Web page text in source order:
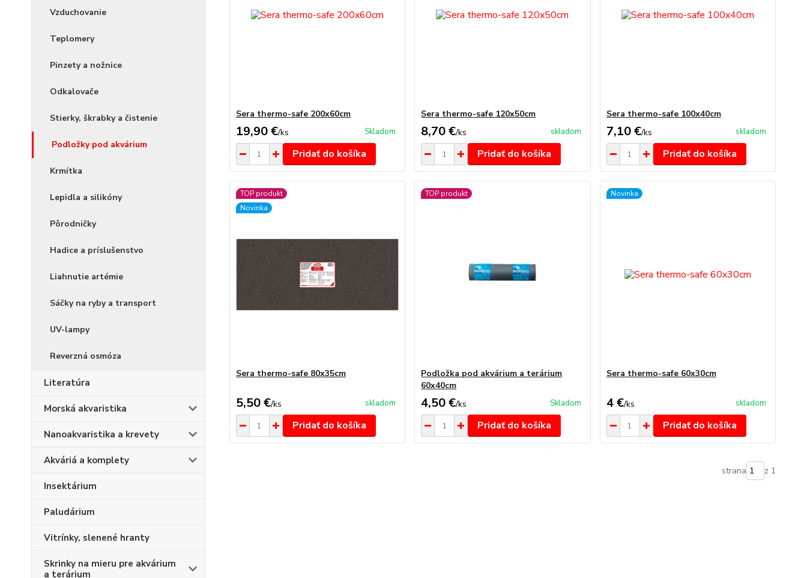
Vzduchovanie
Teplomery
Pinzety a nožnice
Odkalovače
Stierky, škrabky a čistenie
Podložky pod akvárium
Krmítka
Lepidla a silikóny
Pôrodničky
Hadice a príslušenstvo
Liahnutie artémie
Sáčky na ryby a transport
UV-lampy
Reverzná osmóza
Literatúra
Morská akvaristika
Nanoakvaristika a krevety
Akváriá a komplety
Insektárium
Paludárium
Vitrínky, slenené hranty
Skrinky na mieru pre akvárium
a terárium
Sera thermo-safe 200x60cm
19,90 €/ks Skladom
Pridať do košíka
Sera thermo-safe 120x50cm
8,70 €/ks skladom
Pridať do košíka
Sera thermo-safe 100x40cm
7,10 €/ks skladom
Pridať do košíka
TOP produkt
Novinka
Sera thermo-safe 80x35cm
5,50 €/ks skladom
Pridať do košíka
TOP produkt
Podložka pod akvárium a terárium
60x40cm
4,50 €/ks Skladom
Pridať do košíka
Novinka
Sera thermo-safe 60x30cm
4 €/ks skladom
Pridať do košíka
strana z 1